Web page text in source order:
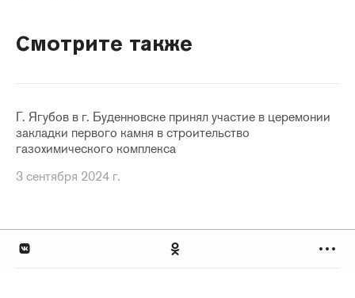
Смотрите также
Г. Ягубов в г. Буденновске принял участие в церемонии
закладки первого камня в строительство
газохимического комплекса
3 сентября 2024 г.